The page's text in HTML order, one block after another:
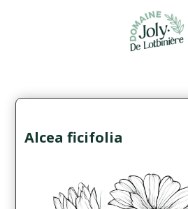
Alcea ficifolia